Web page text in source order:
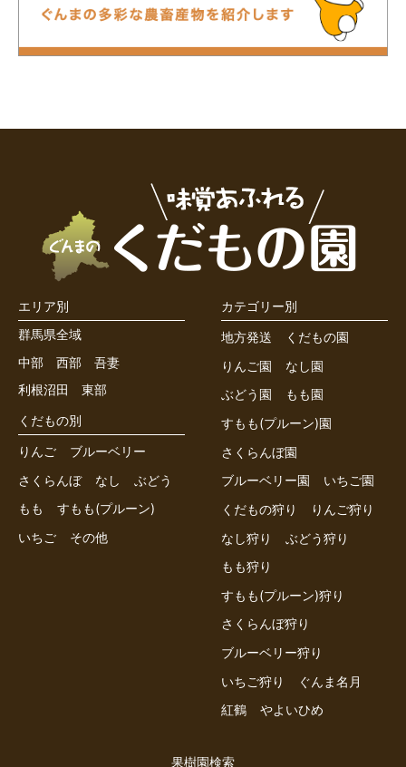
エリア別
群馬県全域
中部
西部
吾妻
利根沼田
東部
くだもの別
りんご
ブルーベリー
さくらんぼ
なし
ぶどう
もも
すもも(プルーン)
いちご
その他
カテゴリー別
地方発送
くだもの園
りんご園
なし園
ぶどう園
もも園
すもも(プルーン)園
さくらんぼ園
ブルーベリー園
いちご園
くだもの狩り
りんご狩り
なし狩り
ぶどう狩り
もも狩り
すもも(プルーン)狩り
さくらんぼ狩り
ブルーベリー狩り
いちご狩り
ぐんま名月
紅鶴
やよいひめ
果樹園検索